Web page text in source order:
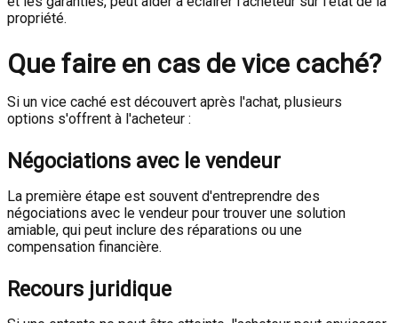
propriété.
Que faire en cas de vice caché?
Si un vice caché est découvert après l'achat, plusieurs
options s'offrent à l'acheteur :
Négociations avec le vendeur
La première étape est souvent d'entreprendre des
négociations avec le vendeur pour trouver une solution
amiable, qui peut inclure des réparations ou une
compensation financière.
Recours juridique